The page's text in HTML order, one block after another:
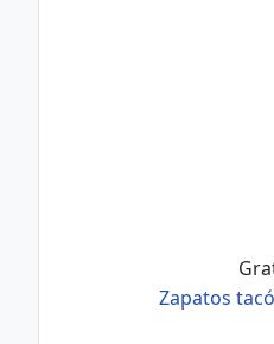
Zapatos